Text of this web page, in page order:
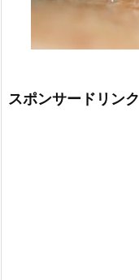
スポンサードリンク